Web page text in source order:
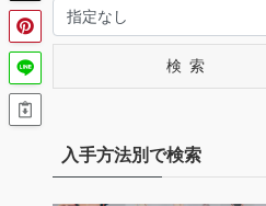
検索
入手方法別で検索